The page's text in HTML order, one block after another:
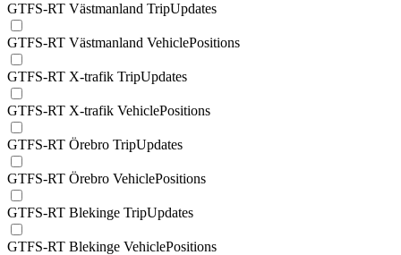
GTFS-RT Västmanland TripUpdates
GTFS-RT Västmanland VehiclePositions
GTFS-RT X-trafik TripUpdates
GTFS-RT X-trafik VehiclePositions
GTFS-RT Örebro TripUpdates
GTFS-RT Örebro VehiclePositions
GTFS-RT Blekinge TripUpdates
GTFS-RT Blekinge VehiclePositions